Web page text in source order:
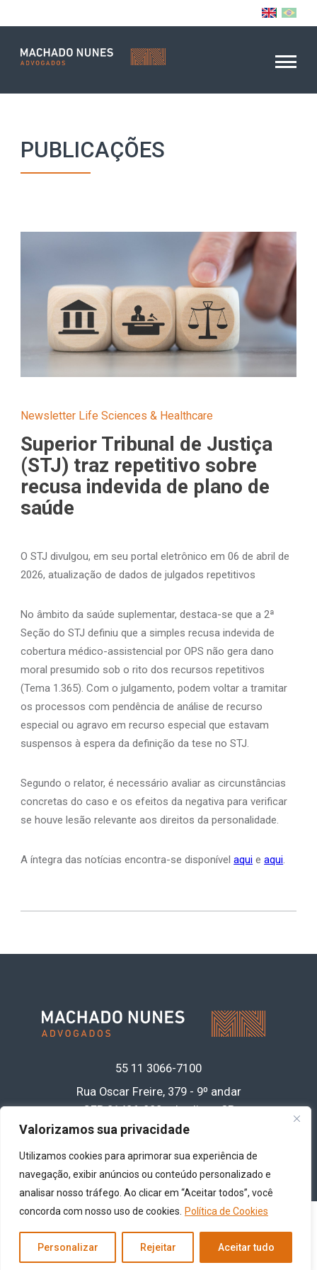
Valorizamos sua privacidade
Utilizamos cookies para aprimorar sua experiência de
navegação, exibir anúncios ou conteúdo personalizado e
analisar nosso tráfego. Ao clicar em “Aceitar todos”, você
concorda com nosso uso de cookies.
Política de Cookies
Personalizar Rejeitar Aceitar tudo
PUBLICAÇÕES
Newsletter Life Sciences & Healthcare
Superior Tribunal de Justiça
(STJ) traz repetitivo sobre
recusa indevida de plano de
saúde
O STJ divulgou, em seu portal eletrônico em 06 de abril de
2026, atualização de dados de julgados repetitivos
No âmbito da saúde suplementar, destaca-se que a 2ª
Seção do STJ definiu que a simples recusa indevida de
cobertura médico-assistencial por OPS não gera dano
moral presumido sob o rito dos recursos repetitivos
(Tema 1.365). Com o julgamento, podem voltar a tramitar
os processos com pendência de análise de recurso
especial ou agravo em recurso especial que estavam
suspensos à espera da definição da tese no STJ.
Segundo o relator, é necessário avaliar as circunstâncias
concretas do caso e os efeitos da negativa para verificar
se houve lesão relevante aos direitos da personalidade.
A íntegra das notícias encontra-se disponívelaqui eaqui.
55 11 3066-7100
Rua Oscar Freire, 379 - 9º andar
CEP 01426-900 • Jardins - SP
Acesse nossa política de privacidade de
dados